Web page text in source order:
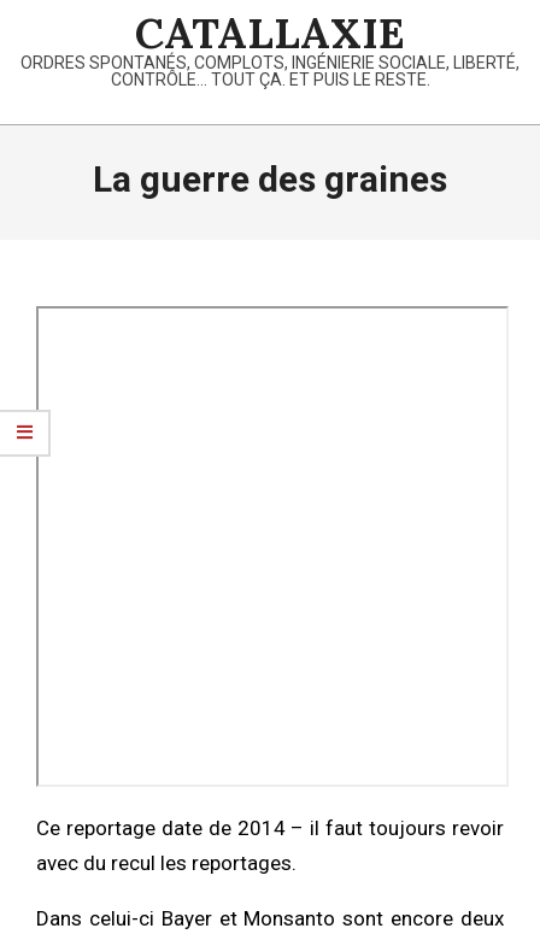
content
CATALLAXIE
ORDRES SPONTANÉS, COMPLOTS, INGÉNIERIE SOCIALE, LIBERTÉ,
CONTRÔLE… TOUT ÇA. ET PUIS LE RESTE.
Primary
La guerre des graines
Ce reportage date de 2014 – il faut toujours revoir
avec du recul les reportages.
Dans celui-ci Bayer et Monsanto sont encore deux